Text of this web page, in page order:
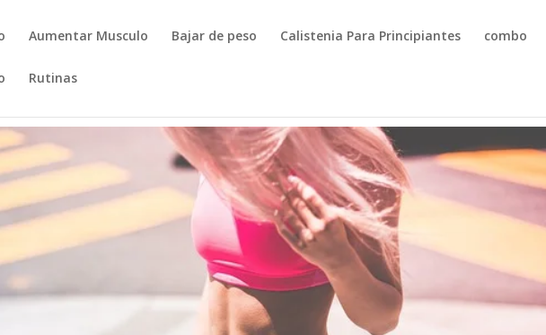
Aumentar Musculo Bajar de peso Calistenia Para Principiantes combo
Rutinas